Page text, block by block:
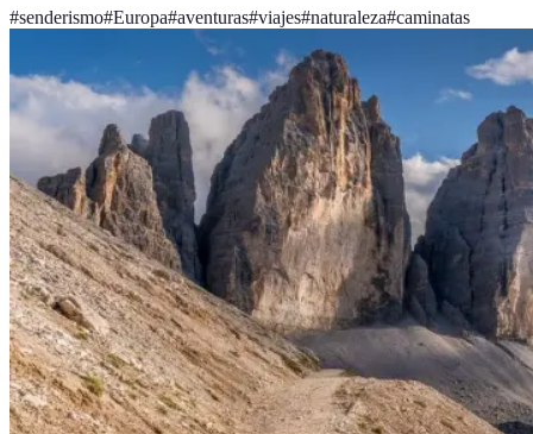
#senderismo#Europa#aventuras#viajes#naturaleza#caminatas